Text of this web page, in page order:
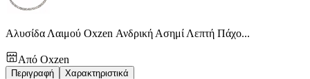
Αλυσίδα Λαιμού Oxzen Ανδρική Ασημί Λεπτή Πάχο...
Από Oxzen
Περιγραφή Χαρακτηριστικά